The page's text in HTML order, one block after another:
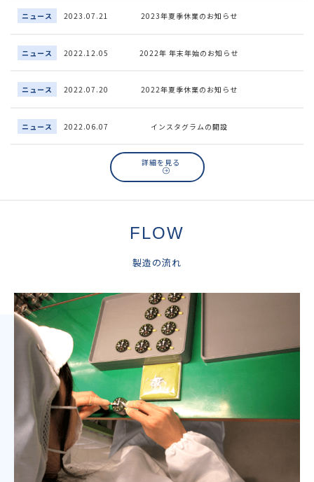
ニュース 2023.07.21 2023年夏季休業のお知らせ
ニュース 2022.12.05 2022年 年末年始のお知らせ
ニュース 2022.07.20 2022年夏季休業のお知らせ
ニュース 2022.06.07 インスタグラムの開設
詳細を見る
FLOW
製造の流れ